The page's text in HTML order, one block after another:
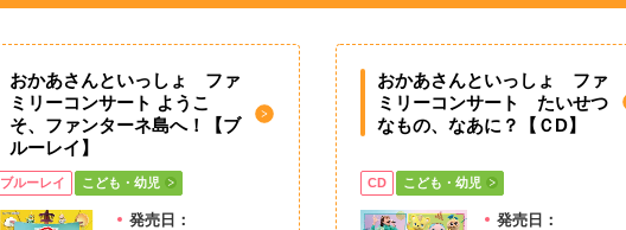
おかあさんといっしょ ファ
ミリーコンサート ようこ
そ、ファンターネ島へ！【ブ
ルーレイ】
ブルーレイ こども・幼児
発売日：
おかあさんといっしょ ファ
ミリーコンサート たいせつ
なもの、なあに？【ＣD】
CD こども・幼児
発売日：